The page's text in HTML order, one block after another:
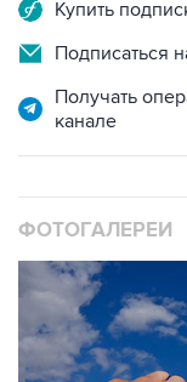
Купить
Подписаться
Получать
канале
ФОТОГАЛЕРЕИ